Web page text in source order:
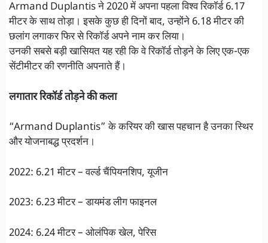
Armand Duplantis ने 2020 में अपना पहला विश्व रिकॉर्ड 6.17
मीटर के साथ तोड़ा। इसके कुछ ही दिनों बाद, उन्होंने 6.18 मीटर की
छलांग लगाकर फिर से रिकॉर्ड अपने नाम कर लिया।
उनकी सबसे बड़ी खासियत यह रही कि वे रिकॉर्ड तोड़ने के लिए एक-एक
सेंटीमीटर की रणनीति अपनाते हैं।
लगातार रिकॉर्ड तोड़ने की कला
“Armand Duplantis” के करियर की खास पहचान है उनका स्थिर
और योजनाबद्ध प्रदर्शन।
2022: 6.21 मीटर – वर्ल्ड चैंपियनशिप, यूजीन
2023: 6.23 मीटर – डायमंड लीग फाइनल
2024: 6.24 मीटर – ओलंपिक खेल, पेरिस